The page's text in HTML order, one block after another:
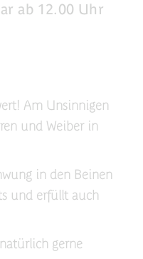
ab 12.00 Uhr
Am Unsinnigen
und Weiber in
in den Beinen
und erfüllt auch
gerne